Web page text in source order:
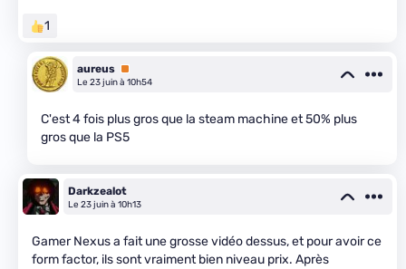
1
aureus Premium
Le 23 juin à 10h54
C'est 4 fois plus gros que la steam machine et 50% plus
gros que la PS5
Darkzealot
Le 23 juin à 10h13
Gamer Nexus a fait une grosse vidéo dessus, et pour avoir ce
form factor, ils sont vraiment bien niveau prix. Après